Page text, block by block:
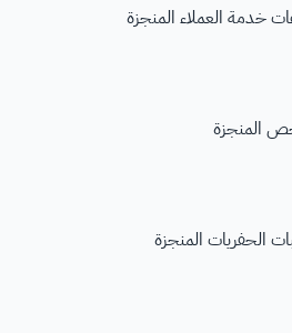
خدمة العملاء المنجزة
المنجزة
الحفريات المنجزة